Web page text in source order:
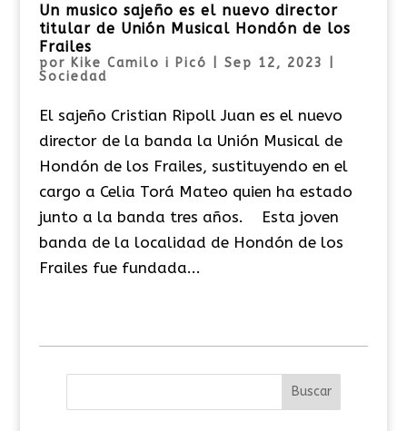
Un musico sajeño es el nuevo director
titular de Unión Musical Hondón de los
Frailes
por Kike Camilo i Picó Sep 12, 2023
Sociedad
El sajeño Cristian Ripoll Juan es el nuevo
director de la banda la Unión Musical de
Hondón de los Frailes, sustituyendo en el
cargo a Celia Torá Mateo quien ha estado
junto a la banda tres años. Esta joven
banda de la localidad de Hondón de los
Frailes fue fundada...